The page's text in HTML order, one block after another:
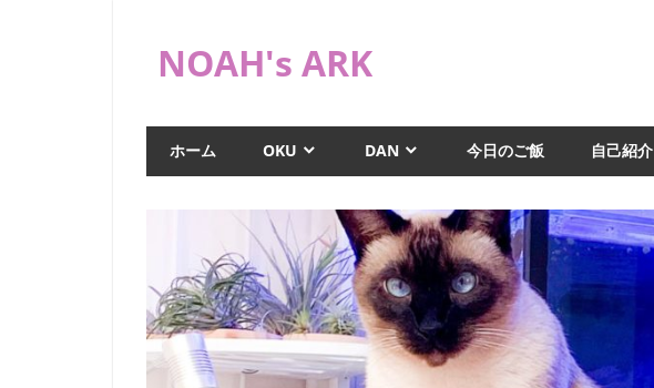
NOAH's ARK
や
海
ど
日
常
ホーム OKU DAN 今日のご飯 自己紹介